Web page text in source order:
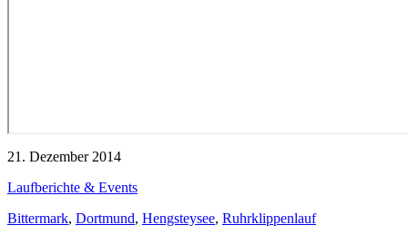
21. Dezember 2014
Laufberichte & Events
Bittermark, Dortmund, Hengsteysee, Ruhrklippenlauf